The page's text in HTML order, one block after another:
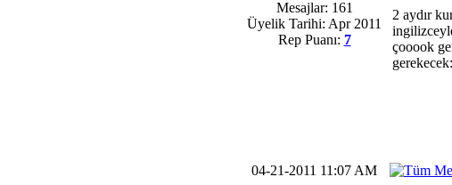
Mesajlar: 161
Üyelik Tarihi: Apr 2011
Rep Puanı: 7
2 aydır
çooook
04-21-2011 11:07 AM